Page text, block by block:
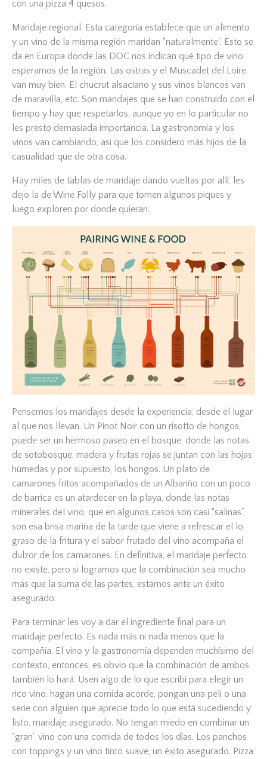
con una pizza 4 quesos.
Maridaje regional. Esta categoría establece que un alimento
y un vino de la misma región maridan “naturalmente”. Esto se
da en Europa donde las DOC nos indican qué tipo de vino
esperamos de la región. Las ostras y el Muscadet del Loire
van muy bien. El chucrut alsaciano y sus vinos blancos van
de maravilla, etc. Son maridajes que se han construido con el
tiempo y hay que respetarlos, aunque yo en lo particular no
les presto demasiada importancia. La gastronomía y los
vinos van cambiando, así que los considero más hijos de la
casualidad que de otra cosa.
Hay miles de tablas de maridaje dando vueltas por allí, les
dejo la de Wine Folly para que tomen algunos piques y
luego exploren por donde quieran.
Pensemos los maridajes desde la experiencia, desde el lugar
al que nos llevan. Un Pinot Noir con un risotto de hongos,
puede ser un hermoso paseo en el bosque, donde las notas
de sotobosque, madera y frutas rojas se juntan con las hojas
húmedas y por supuesto, los hongos. Un plato de
camarones fritos acompañados de un Albariño con un poco
de barrica es un atardecer en la playa, donde las notas
minerales del vino, que en algunos casos son casi “salinas”,
son esa brisa marina de la tarde que viene a refrescar el lo
graso de la fritura y el sabor frutado del vino acompaña el
dulzor de los camarones. En definitiva, el maridaje perfecto
no existe, pero si logramos que la combinación sea mucho
más que la suma de las partes, estamos ante un éxito
asegurado.
Para terminar les voy a dar el ingrediente final para un
maridaje perfecto. Es nada más ni nada menos que la
compañía. El vino y la gastronomía dependen muchísimo del
contexto, entonces, es obvio que la combinación de ambos
también lo hará. Usen algo de lo que escribí para elegir un
rico vino, hagan una comida acorde, pongan una peli o una
serie con alguien que aprecie todo lo que está sucediendo y
listo, maridaje asegurado. No tengan miedo en combinar un
“gran” vino con una comida de todos los días. Los panchos
con toppings y un vino tinto suave, un éxito asegurado. Pizza